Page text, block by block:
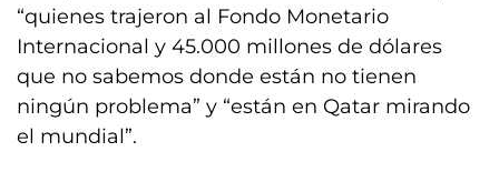
“quienes trajeron al Fondo Monetario
Internacional y 45.000 millones de dólares
que no sabemos donde están no tienen
ningún problema” y “están en Qatar mirando
el mundial”.